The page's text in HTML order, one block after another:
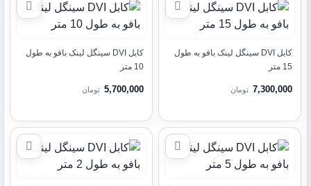
کابل DVI سینگل لینک بافو به طول
15 متر
7,300,000 تومان
کابل DVI سینگل لینک بافو به طول
10 متر
5,700,000 تومان